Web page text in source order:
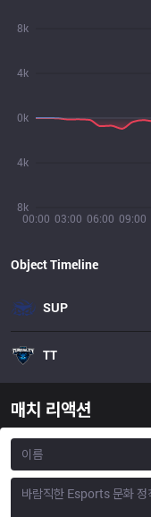
00:00 03:00 06:00 09:00
8k
4k
0k
4k
8k
Object Timeline
SUP
TT
매치 리액션